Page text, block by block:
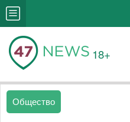
18+
Общество